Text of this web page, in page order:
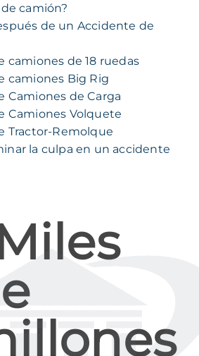
camión?
de un Accidente de
camiones de 18 ruedas
camiones Big Rig
Camiones de Carga
Camiones Volquete
Tractor-Remolque
la culpa en un accidente